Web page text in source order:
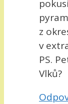
z
v
PS.
Vlků?